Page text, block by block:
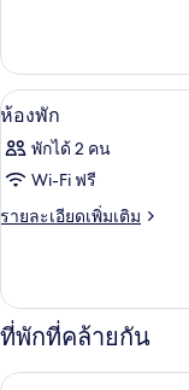
เกี่ยว
กับ
ห้อง
เปิด
ภาพถ่าย
ทั้งหมด
ของ
21
ห้องพัก
พักได้ 2 คน
Wi-Fi ฟรี
รายละเอียดเพิ่มเติม
ราย
เกี่ยว
กับ
ห้อง
พัก
ที่พักที่คล้ายกัน